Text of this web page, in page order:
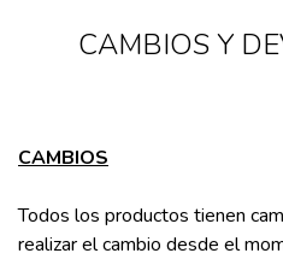
CAMBIOS Y
CAMBIOS
Todos los productos tienen
realizar el cambio desde el